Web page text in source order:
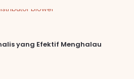
yang Efektif Menghalau